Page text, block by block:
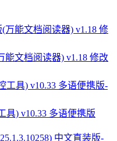
能文档阅读器) v1.18 修改
具) v10.33 多语便携版